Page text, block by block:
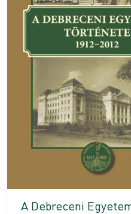
A Debreceni